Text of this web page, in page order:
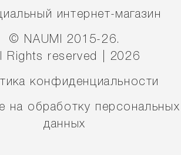
интернет-магазин
© NAUMI 2015-26.
Rights reserved | 2026
конфиденциальности
на обработку персональных
данных